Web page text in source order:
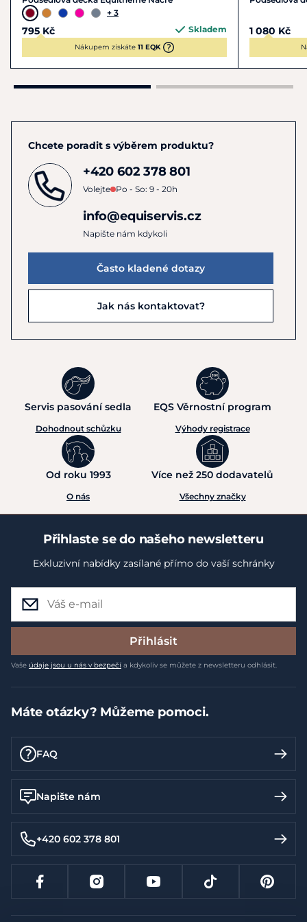
+ 3
795 Kč Skladem
Nákupem získáte 11 EQK
1 080 Kč
Chcete poradit s výběrem produktu?
+420 602 378 801
Volejte Po - So: 9 - 20h
info@equiservis.cz
Napište nám kdykoli
Často kladené dotazy
Jak nás kontaktovat?
Servis pasování sedla
Dohodnout schůzku
EQS Věrnostní program
Výhody registrace
Od roku 1993
O nás
Více než 250 dodavatelů
Všechny značky
Přihlaste se do našeho newsletteru
Exkluzivní nabídky zasílané přímo do vaší schránky
Přihlásit
Vaše údaje jsou u nás v bezpečí a kdykoliv se můžete z newsletteru odhlásit.
Máte otázky? Můžeme pomoci.
FAQ
Napište nám
+420 602 378 801